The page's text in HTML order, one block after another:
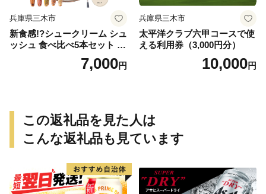
兵庫県三木市
新食感!?シュークリーム シュ
ッシュ 食べ比べ5本セット シ
ューアイス お試し 抹茶ミル
クいちごチョコキャラメルナ
贈り物 個包装 送料無料 お見
舞い すぐ 届く
7,000円
兵庫県三木市
太平洋クラブ六甲コースで使
える利用券（3,000円分）
10,000円
この返礼品を見た人は
こんな返礼品も見ています